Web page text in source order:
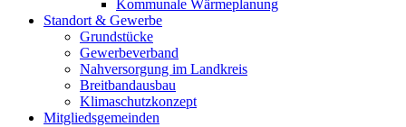
Kommunale Wärmeplanung
Standort & Gewerbe
Grundstücke
Gewerbeverband
Nahversorgung im Landkreis
Breitbandausbau
Klimaschutzkonzept
Mitgliedsgemeinden